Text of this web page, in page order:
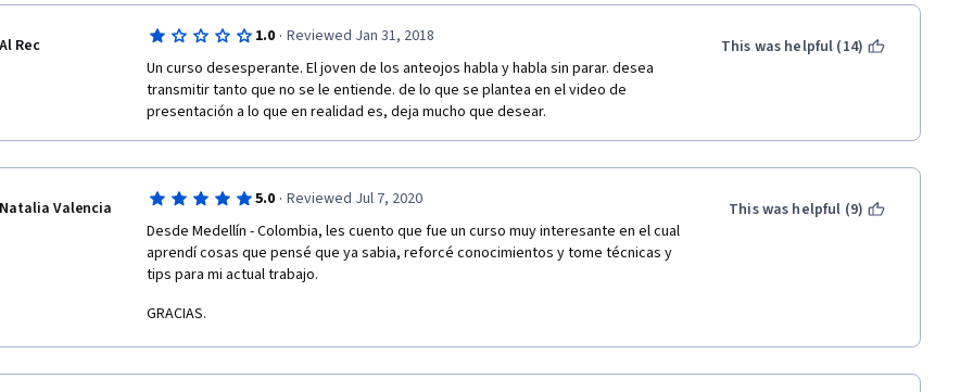
Al Rec 1.0 · Reviewed Jan 31, 2018
Un curso desesperante. El joven de los anteojos habla y habla sin parar. desea
transmitir tanto que no se le entiende. de lo que se plantea en el video de
presentación a lo que en realidad es, deja mucho que desear.
This was helpful (14)
Natalia Valencia 5.0 · Reviewed Jul 7, 2020
Desde Medellín - Colombia, les cuento que fue un curso muy interesante en el cual
aprendí cosas que pensé que ya sabia, reforcé conocimientos y tome técnicas y
tips para mi actual trabajo.
GRACIAS.
This was helpful (9)